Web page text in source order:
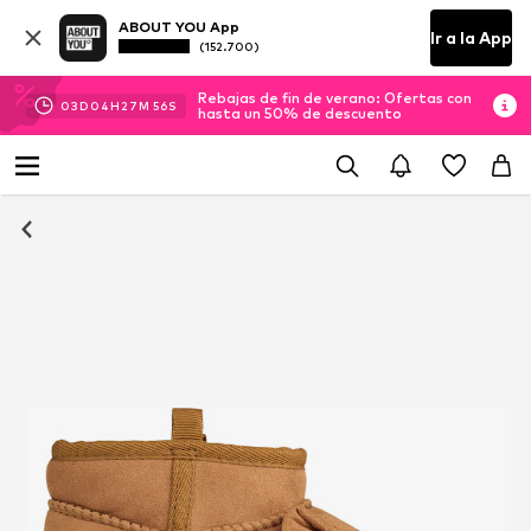
ABOUT YOU App
(152.700) Ir a la App
03D 04H 27M 56S
Rebajas de fin de verano: Ofertas con
hasta un 50% de descuento